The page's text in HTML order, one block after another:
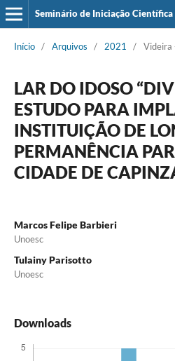
Início / Arquivos / 2021 / Videira
LAR DO IDOSO
ESTUDO PARA
INSTITUIÇÃO DE
PERMANÊNCIA
CIDADE DE
Marcos Felipe Barbieri
Unoesc
Tulainy Parisotto
Unoesc
Downloads